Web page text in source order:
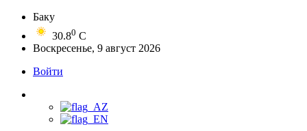
Баку
30.80 C
Воскресенье, 9 август 2026
Войти